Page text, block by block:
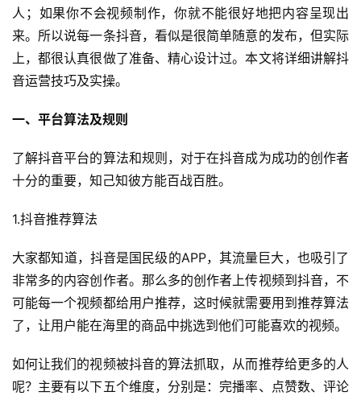
人；如果你不会视频制作，你就不能很好地把内容呈现出
来。所以说每一条抖音，看似是很简单随意的发布，但实际
上，都很认真很做了准备、精心设计过。本文将详细讲解抖
音运营技巧及实操。
一、平台算法及规则
了解抖音平台的算法和规则，对于在抖音成为成功的创作者
十分的重要，知己知彼方能百战百胜。
1.抖音推荐算法
大家都知道，抖音是国民级的APP，其流量巨大，也吸引了
非常多的内容创作者。那么多的创作者上传视频到抖音，不
可能每一个视频都给用户推荐，这时候就需要用到推荐算法
了，让用户能在海里的商品中挑选到他们可能喜欢的视频。
如何让我们的视频被抖音的算法抓取，从而推荐给更多的人
呢？主要有以下五个维度，分别是：完播率、点赞数、评论